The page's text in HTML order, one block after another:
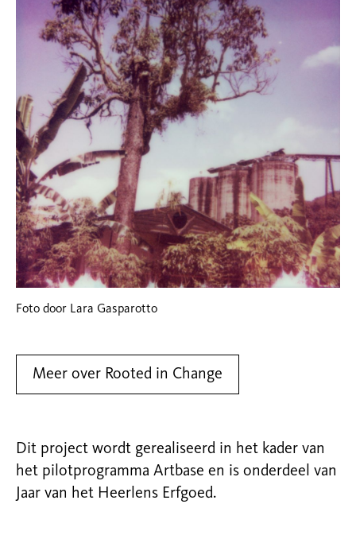
Foto door Lara Gasparotto
Meer over Rooted in Change
Dit project wordt gerealiseerd in het kader van
het pilotprogramma Artbase en is onderdeel van
Jaar van het Heerlens Erfgoed.